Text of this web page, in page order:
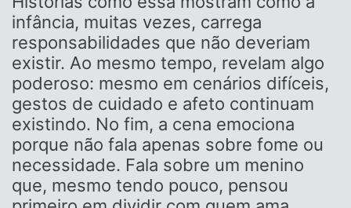
infância, muitas vezes, carrega
responsabilidades que não deveriam
existir. Ao mesmo tempo, revelam algo
poderoso: mesmo em cenários difíceis,
gestos de cuidado e afeto continuam
existindo. No fim, a cena emociona
porque não fala apenas sobre fome ou
necessidade. Fala sobre um menino
que, mesmo tendo pouco, pensou